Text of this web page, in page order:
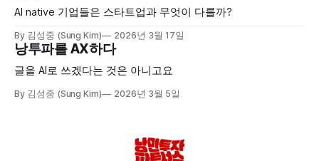
AI native 기업들은 스타트업과 무엇이 다를까?
By 김성중 (Sung Kim) 2026년 3월 17일
낭투파를 AX하다
글을 AI로 쓰겠다는 것은 아니고요
By 김성중 (Sung Kim) 2026년 3월 5일